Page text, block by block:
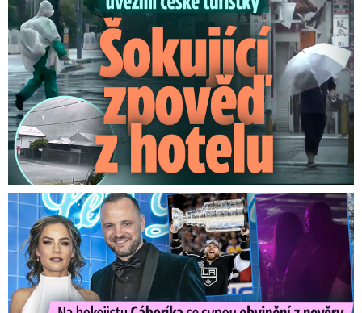
Na Gáboríka se sypou obvinění z nevěry: Reakce manželky!